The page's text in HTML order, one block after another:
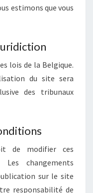
estimons que vous
lois de la Belgique.
du site sera
des tribunaux
de modifier ces
changements
sur le site
responsabilité de